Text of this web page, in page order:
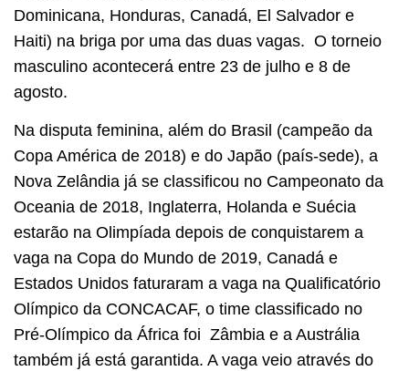
Dominicana, Honduras, Canadá, El Salvador e
Haiti) na briga por uma das duas vagas. O torneio
masculino acontecerá entre 23 de julho e 8 de
agosto.
Na disputa feminina, além do Brasil (campeão da
Copa América de 2018) e do Japão (país-sede), a
Nova Zelândia já se classificou no Campeonato da
Oceania de 2018, Inglaterra, Holanda e Suécia
estarão na Olimpíada depois de conquistarem a
vaga na Copa do Mundo de 2019, Canadá e
Estados Unidos faturaram a vaga na Qualificatório
Olímpico da CONCACAF, o time classificado no
Pré-Olímpico da África foi Zâmbia e a Austrália
também já está garantida. A vaga veio através do